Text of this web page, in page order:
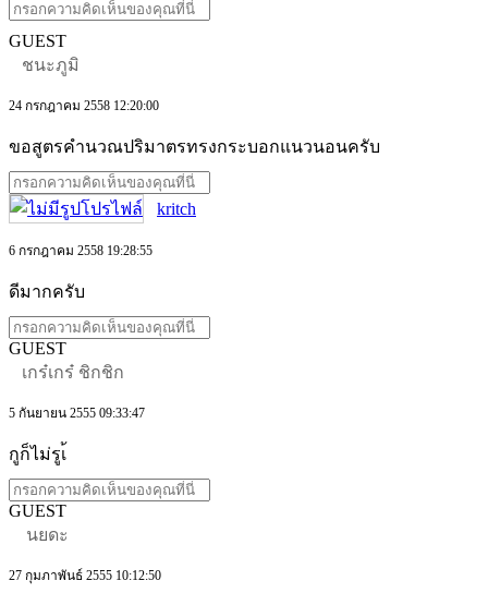
GUEST
ชนะภูมิ
24 กรกฎาคม 2558 12:20:00
ขอสูตรคำนวณปริมาตรทรงกระบอกแนวนอนครับ
kritch
6 กรกฎาคม 2558 19:28:55
ดีมากครับ
GUEST
เกร๋เกร๋ ชิกชิก
5 กันยายน 2555 09:33:47
กูก็ไม่รูเ้
GUEST
นยดะ
27 กุมภาพันธ์ 2555 10:12:50